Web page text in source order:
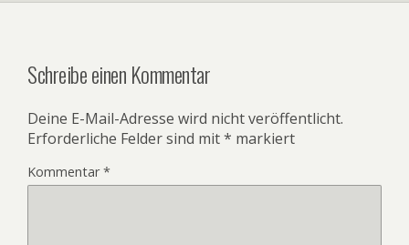
Schreibe einen Kommentar
Deine E-Mail-Adresse wird nicht veröffentlicht.
Erforderliche Felder sind mit* markiert
Kommentar*